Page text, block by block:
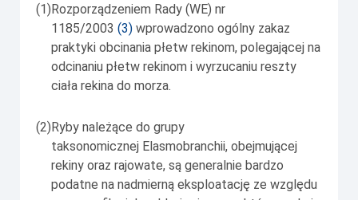
(1)Rozporządzeniem Rady (WE) nr
1185/2003 (3) wprowadzono ogólny zakaz
praktyki obcinania płetw rekinom, polegającej na
odcinaniu płetw rekinom i wyrzucaniu reszty
ciała rekina do morza.
(2)Ryby należące do grupy
taksonomicznej Elasmobranchii, obejmującej
rekiny oraz rajowate, są generalnie bardzo
podatne na nadmierną eksploatację ze względu